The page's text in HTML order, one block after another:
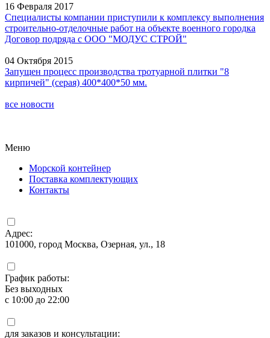
16 Февраля 2017
Специалисты компании приступили к комплексу выполнения
строительно-отделочные работ на объекте военного городка
Договор подряда с ООО "МОДУС СТРОЙ"
04 Октября 2015
Запущен процесс производства тротуарной плитки "8
кирпичей" (серая) 400*400*50 мм.
все новости
Меню
Морской контейнер
Поставка комплектующих
Контакты
Адрес:
101000, город Москва, Озерная, ул., 18
График работы:
Без выходных
с 10:00 до 22:00
для заказов и консультации: